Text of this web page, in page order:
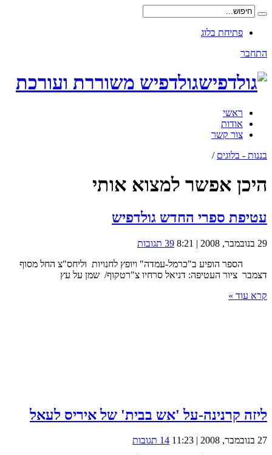
פתיחת בלוג
התחבר
גולדפיש משוררת ועורכת
ראשי
אודות
צור קשר
בננות - בלוגים /
היכן אפשר למצוא אותי
עטיפת ספרי החדש גולדפיש
29 בנובמבר, 2008 | 8:21
39 תגובות
הספר הופיע ב"כרמל-עמדה" ויופץ לחנויות וליחס"צ החל מסוף
דצמבר ציור העטיפה: דניאל סרחיו צ"רטקוף/ שמן על עץ
קרא עוד »
ליזה קרנינה-על 'אש בבית' של איריס לעאל
27 בנובמבר, 2008 | 11:23
14 תגובות